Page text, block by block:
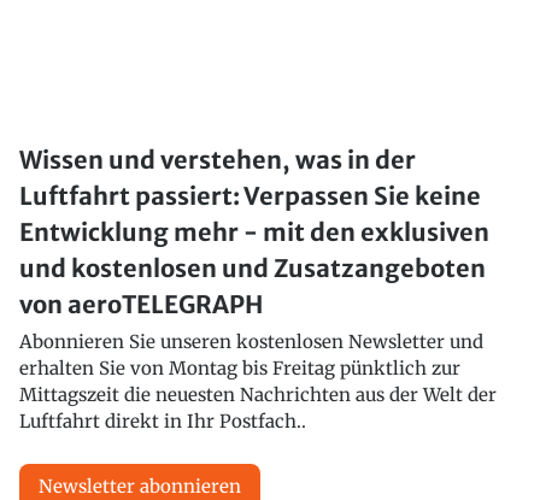
Wissen und verstehen, was in der
Luftfahrt passiert: Verpassen Sie keine
Entwicklung mehr - mit den exklusiven
und kostenlosen und Zusatzangeboten
von aeroTELEGRAPH
Abonnieren Sie unseren kostenlosen Newsletter und
erhalten Sie von Montag bis Freitag pünktlich zur
Mittagszeit die neuesten Nachrichten aus der Welt der
Luftfahrt direkt in Ihr Postfach..
Newsletter abonnieren